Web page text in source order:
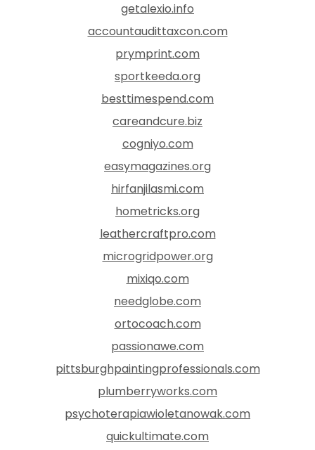
getalexio.info
accountaudittaxcon.com
prymprint.com
sportkeeda.org
besttimespend.com
careandcure.biz
cogniyo.com
easymagazines.org
hirfanjilasmi.com
hometricks.org
leathercraftpro.com
microgridpower.org
mixiqo.com
needglobe.com
ortocoach.com
passionawe.com
pittsburghpaintingprofessionals.com
plumberryworks.com
psychoterapiawioletanowak.com
quickultimate.com